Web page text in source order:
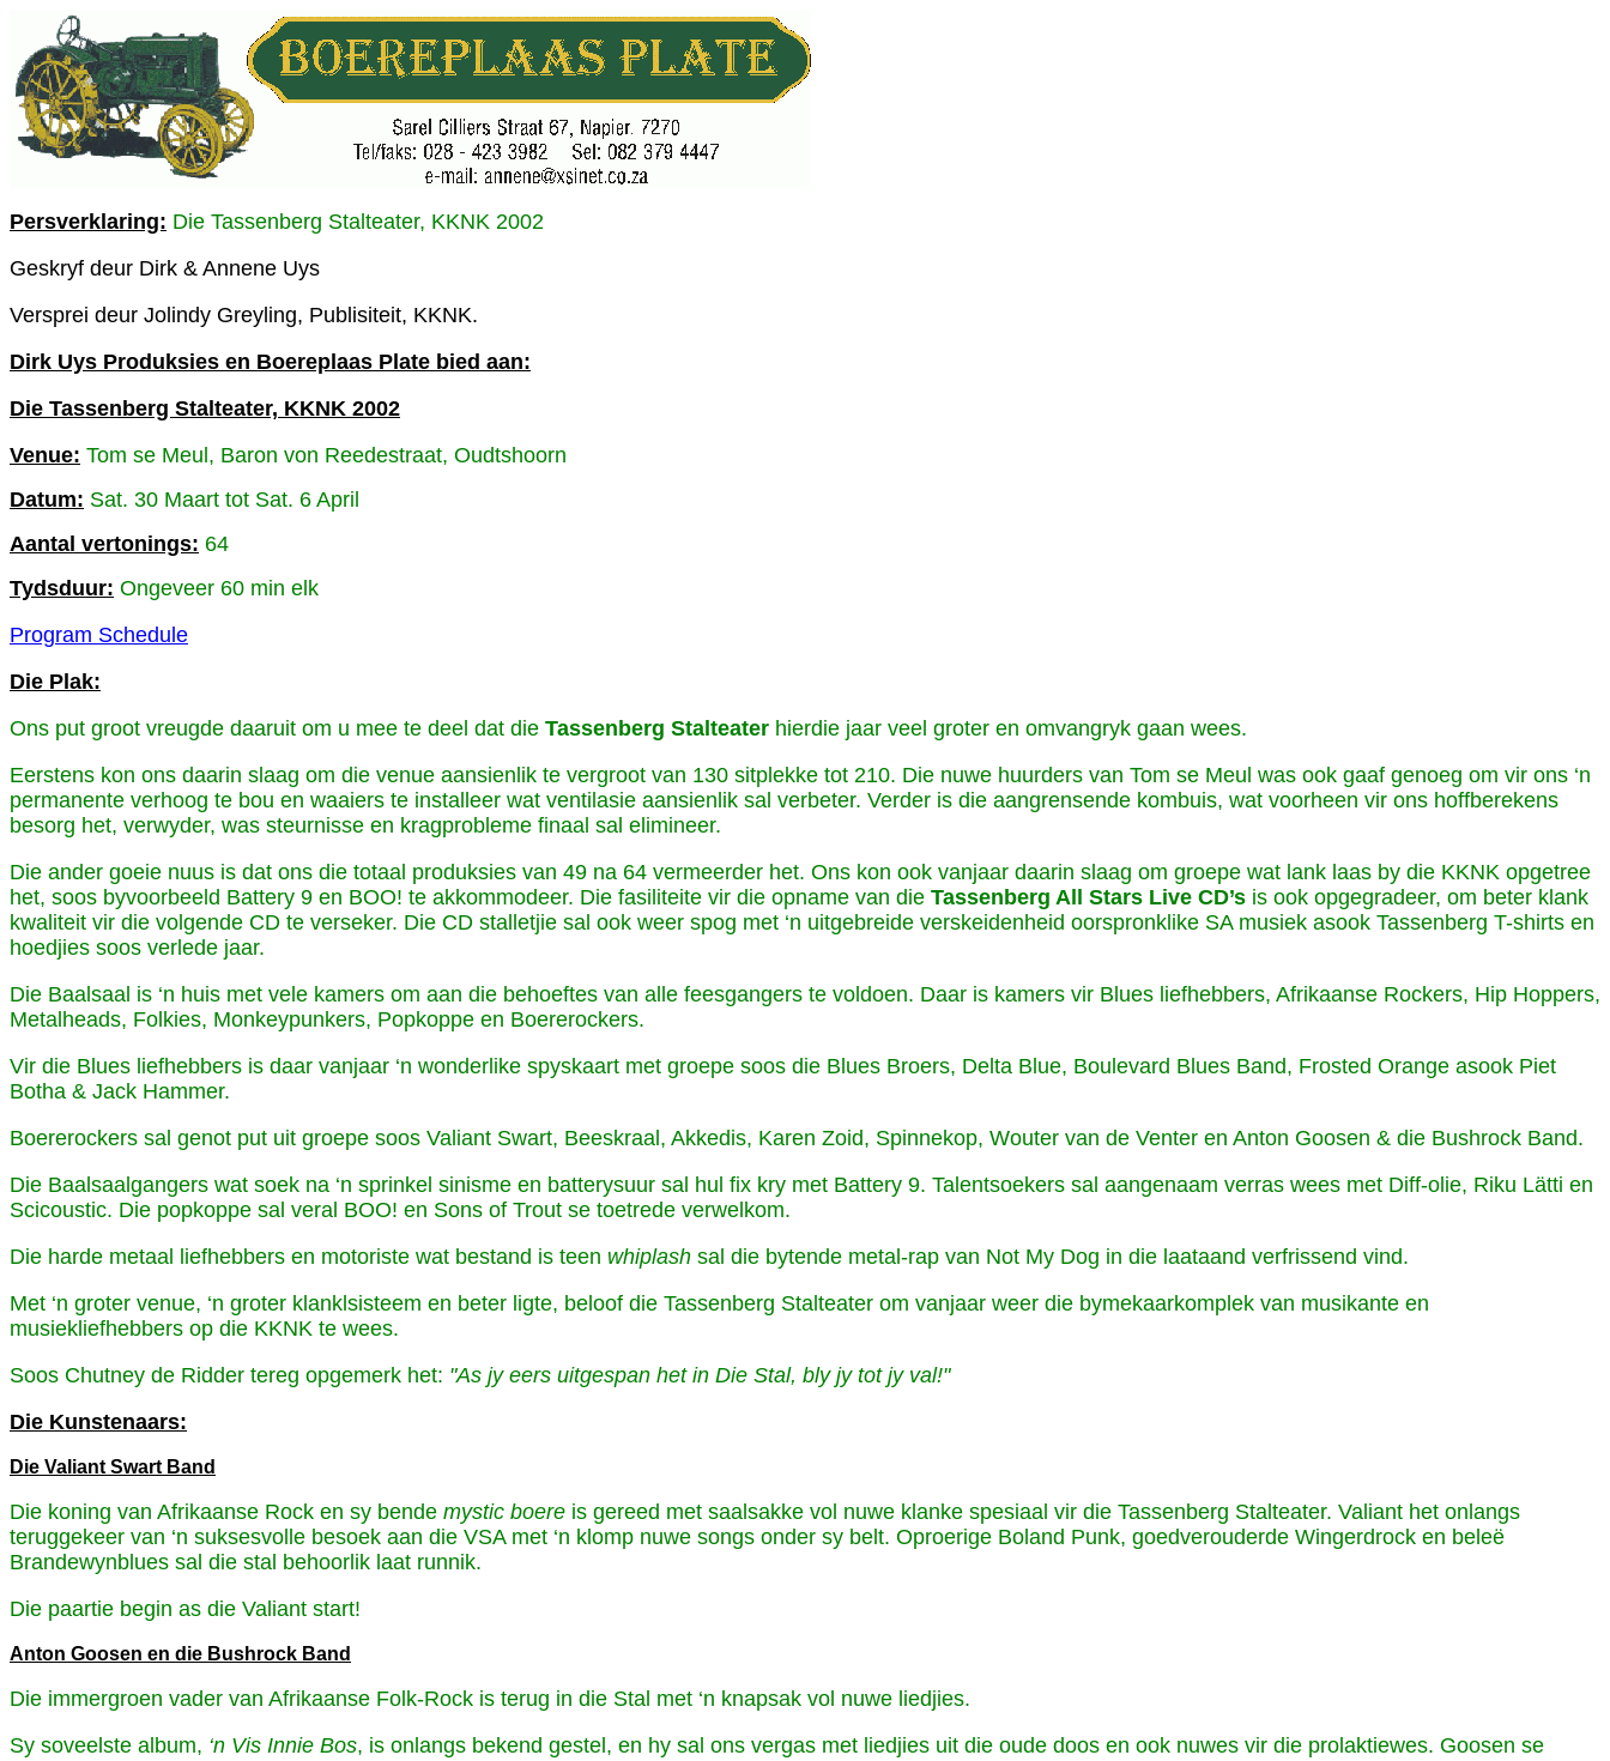
Persverklaring: Die Tassenberg Stalteater, KKNK 2002
Geskryf deur Dirk & Annene Uys
Versprei deur Jolindy Greyling, Publisiteit, KKNK.
Dirk Uys Produksies en Boereplaas Plate bied aan:
Die Tassenberg Stalteater, KKNK 2002
Venue: Tom se Meul, Baron von Reedestraat, Oudtshoorn
Datum: Sat. 30 Maart tot Sat. 6 April
Aantal vertonings: 64
Tydsduur: Ongeveer 60 min elk
Program Schedule
Die Plak:
Ons put groot vreugde daaruit om u mee te deel dat die Tassenberg Stalteater hierdie jaar veel groter en omvangryk gaan wees.
Eerstens kon ons daarin slaag om die venue aansienlik te vergroot van 130 sitplekke tot 210. Die nuwe huurders van Tom se Meul was ook gaaf genoeg om vir ons ‘n
permanente verhoog te bou en waaiers te installeer wat ventilasie aansienlik sal verbeter. Verder is die aangrensende kombuis, wat voorheen vir ons hoffberekens
besorg het, verwyder, was steurnisse en kragprobleme finaal sal elimineer.
Die ander goeie nuus is dat ons die totaal produksies van 49 na 64 vermeerder het. Ons kon ook vanjaar daarin slaag om groepe wat lank laas by die KKNK opgetree
het, soos byvoorbeeld Battery 9 en BOO! te akkommodeer. Die fasiliteite vir die opname van die Tassenberg All Stars Live CD’s is ook opgegradeer, om beter klank
kwaliteit vir die volgende CD te verseker. Die CD stalletjie sal ook weer spog met ‘n uitgebreide verskeidenheid oorspronklike SA musiek asook Tassenberg T-shirts en
hoedjies soos verlede jaar.
Die Baalsaal is ‘n huis met vele kamers om aan die behoeftes van alle feesgangers te voldoen. Daar is kamers vir Blues liefhebbers, Afrikaanse Rockers, Hip Hoppers,
Metalheads, Folkies, Monkeypunkers, Popkoppe en Boererockers.
Vir die Blues liefhebbers is daar vanjaar ‘n wonderlike spyskaart met groepe soos die Blues Broers, Delta Blue, Boulevard Blues Band, Frosted Orange asook Piet
Botha & Jack Hammer.
Boererockers sal genot put uit groepe soos Valiant Swart, Beeskraal, Akkedis, Karen Zoid, Spinnekop, Wouter van de Venter en Anton Goosen & die Bushrock Band.
Die Baalsaalgangers wat soek na ‘n sprinkel sinisme en batterysuur sal hul fix kry met Battery 9. Talentsoekers sal aangenaam verras wees met Diff-olie, Riku Lätti en
Scicoustic. Die popkoppe sal veral BOO! en Sons of Trout se toetrede verwelkom.
Die harde metaal liefhebbers en motoriste wat bestand is teen whiplash sal die bytende metal-rap van Not My Dog in die laataand verfrissend vind.
Met ‘n groter venue, ‘n groter klanklsisteem en beter ligte, beloof die Tassenberg Stalteater om vanjaar weer die bymekaarkomplek van musikante en
musiekliefhebbers op die KKNK te wees.
Soos Chutney de Ridder tereg opgemerk het: "As jy eers uitgespan het in Die Stal, bly jy tot jy val!"
Die Kunstenaars:
Die Valiant Swart Band
Die koning van Afrikaanse Rock en sy bende mystic boere is gereed met saalsakke vol nuwe klanke spesiaal vir die Tassenberg Stalteater. Valiant het onlangs
teruggekeer van ‘n suksesvolle besoek aan die VSA met ‘n klomp nuwe songs onder sy belt. Oproerige Boland Punk, goedverouderde Wingerdrock en beleë
Brandewynblues sal die stal behoorlik laat runnik.
Die paartie begin as die Valiant start!
Anton Goosen en die Bushrock Band
Die immergroen vader van Afrikaanse Folk-Rock is terug in die Stal met ‘n knapsak vol nuwe liedjies.
Sy soveelste album, ‘n Vis Innie Bos, is onlangs bekend gestel, en hy sal ons vergas met liedjies uit die oude doos en ook nuwes vir die prolaktiewes. Goosen se